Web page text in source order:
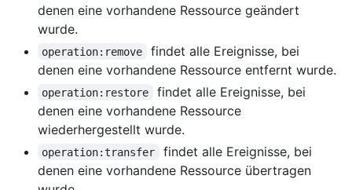
denen eine vorhandene Ressource geändert
wurde.
operation:remove
findet alle Ereignisse, bei
denen eine vorhandene Ressource entfernt wurde.
operation:restore
findet alle Ereignisse, bei
denen eine vorhandene Ressource
wiederhergestellt wurde.
operation:transfer
findet alle Ereignisse, bei
denen eine vorhandene Ressource übertragen